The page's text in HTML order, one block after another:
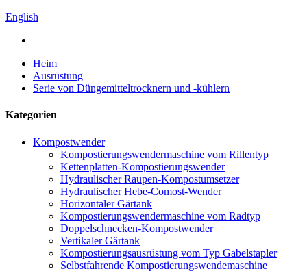
English
Heim
Ausrüstung
Serie von Düngemitteltrocknern und -kühlern
Kategorien
Kompostwender
Kompostierungswendermaschine vom Rillentyp
Kettenplatten-Kompostierungswender
Hydraulischer Raupen-Kompostumsetzer
Hydraulischer Hebe-Comost-Wender
Horizontaler Gärtank
Kompostierungswendermaschine vom Radtyp
Doppelschnecken-Kompostwender
Vertikaler Gärtank
Kompostierungsausrüstung vom Typ Gabelstapler
Selbstfahrende Kompostierungswendemaschine